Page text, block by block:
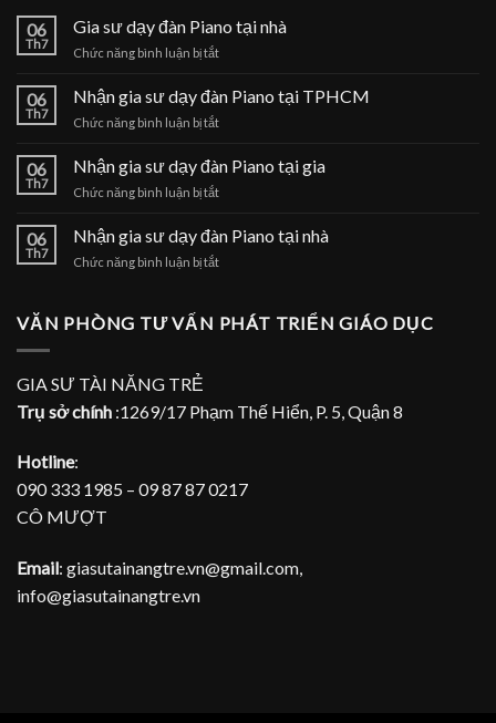
06
Th7
Gia sư dạy đàn Piano tại nhà
Chức năng bình luận bị tắtở
đàn
tại
06
Th7
Nhận gia sư dạy đàn Piano tại TPHCM
Chức năng bình luận bị tắtở
gia
dạy
Piano
06
Th7
Nhận gia sư dạy đàn Piano tại gia
Chức năng bình luận bị tắtở
gia
dạy
tại
06
Th7
Nhận gia sư dạy đàn Piano tại nhà
Chức năng bình luận bị tắtở
sư
nhà
VĂN PHÒNG TƯ VẤN PHÁT TRIỂN GIÁO DỤC
GIA SƯ TÀI NĂNG TRẺ
Trụ sở chính :1269/17 Phạm Thế Hiển, P. 5, Quận 8
Hotline:
090 333 1985 – 09 87 87 0217
CÔ MƯỢT
Email: giasutainangtre.vn@gmail.com,
info@giasutainangtre.vn